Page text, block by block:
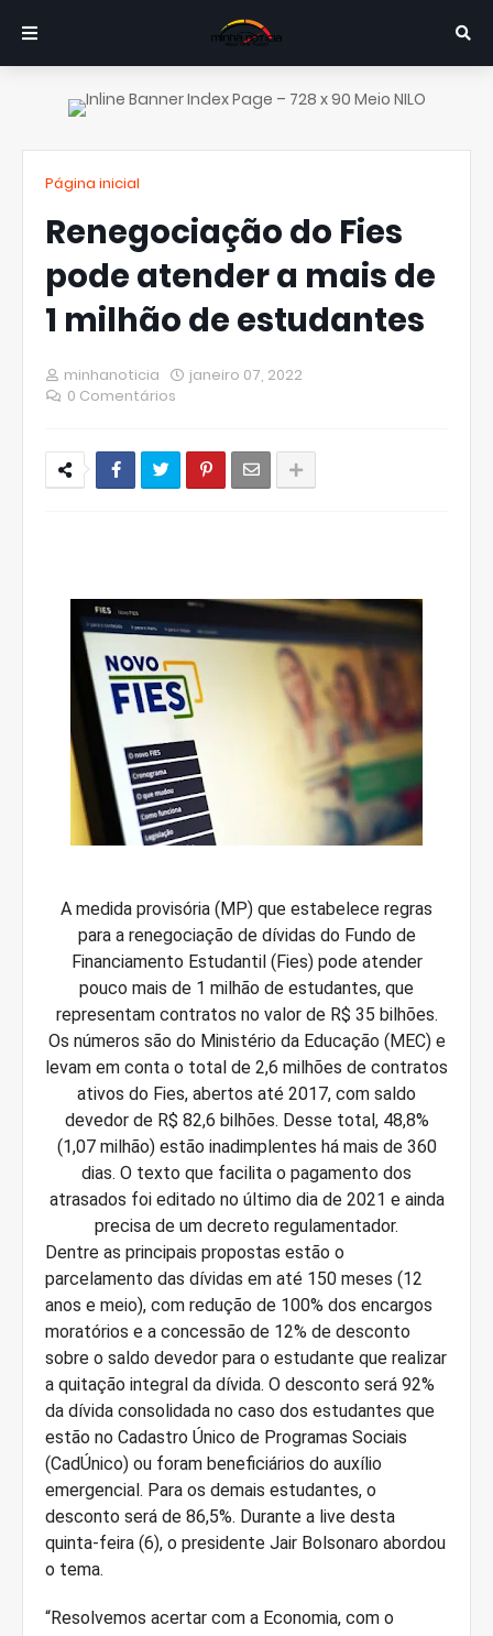
Página inicial
Renegociação do Fies
pode atender a mais de
1 milhão de estudantes
minhanoticia
janeiro 07, 2022
0 Comentários
A medida provisória (MP) que estabelece regras
para a renegociação de dívidas do Fundo de
Financiamento Estudantil (Fies) pode atender
pouco mais de 1 milhão de estudantes, que
representam contratos no valor de R$ 35 bilhões.
Os números são do Ministério da Educação (MEC) e
levam em conta o total de 2,6 milhões de contratos
ativos do Fies, abertos até 2017, com saldo
devedor de R$ 82,6 bilhões. Desse total, 48,8%
(1,07 milhão) estão inadimplentes há mais de 360
dias. O texto que facilita o pagamento dos
atrasados foi editado no último dia de 2021 e ainda
precisa de um decreto regulamentador.
Dentre as principais propostas estão o
parcelamento das dívidas em até 150 meses (12
anos e meio), com redução de 100% dos encargos
moratórios e a concessão de 12% de desconto
sobre o saldo devedor para o estudante que realizar
a quitação integral da dívida. O desconto será 92%
da dívida consolidada no caso dos estudantes que
estão no Cadastro Único de Programas Sociais
(CadÚnico) ou foram beneficiários do auxílio
emergencial. Para os demais estudantes, o
desconto será de 86,5%. Durante a live desta
quinta-feira (6), o presidente Jair Bolsonaro abordou
o tema.
“Resolvemos acertar com a Economia, com o